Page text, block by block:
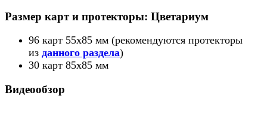
Размер карт и протекторы: Цветариум
96 карт 55x85 мм (рекомендуются протекторы
из данного раздела)
30 карт 85x85 мм
Видеообзор